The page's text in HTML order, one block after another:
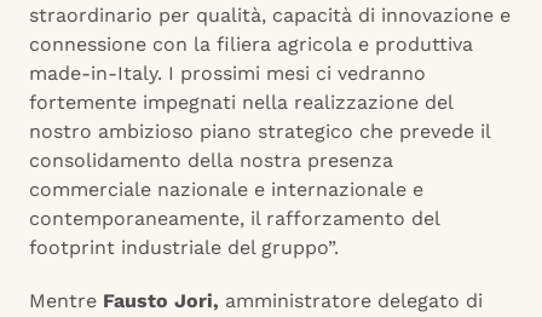
straordinario per qualità, capacità di innovazione e
connessione con la filiera agricola e produttiva
made-in-Italy. I prossimi mesi ci vedranno
fortemente impegnati nella realizzazione del
nostro ambizioso piano strategico che prevede il
consolidamento della nostra presenza
commerciale nazionale e internazionale e
contemporaneamente, il rafforzamento del
footprint industriale del gruppo”.
Mentre Fausto Jori, amministratore delegato di